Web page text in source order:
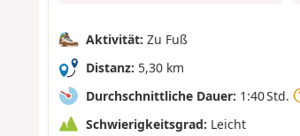
Aktivität: Zu Fuß
Distanz: 5,30 km
Durchschnittliche Dauer: 1:40 Std.
Schwierigkeitsgrad: Leicht